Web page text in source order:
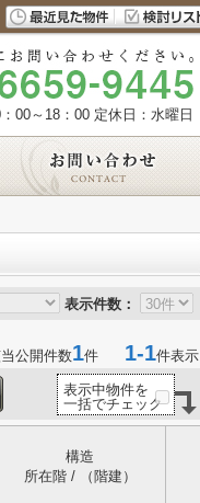
00～18：00 定休日：水曜日
表示件数：
公開件数1件 1-1件表示
表示中物件を
一括でチェック
構造
所在階 / （階建）